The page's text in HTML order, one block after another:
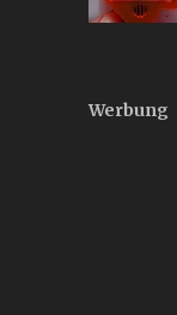
Werbung